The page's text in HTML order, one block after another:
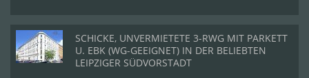
SCHICKE, UNVERMIETETE 3-RWG MIT PARKETT
U. EBK (WG-GEEIGNET) IN DER BELIEBTEN
LEIPZIGER SÜDVORSTADT